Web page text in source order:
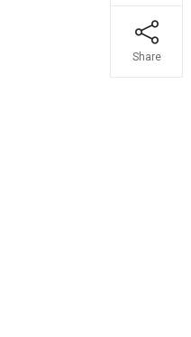
Share